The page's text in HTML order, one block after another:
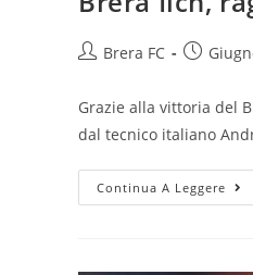
Brera FC
Grazie alla vittoria del
dal tecnico italiano
Continua A Leggere